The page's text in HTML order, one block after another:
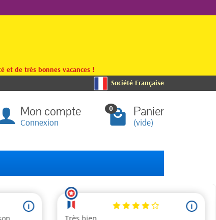
et de très bonnes vacances !
Société Française
Mon compte
Connexion
0 Panier
(vide)